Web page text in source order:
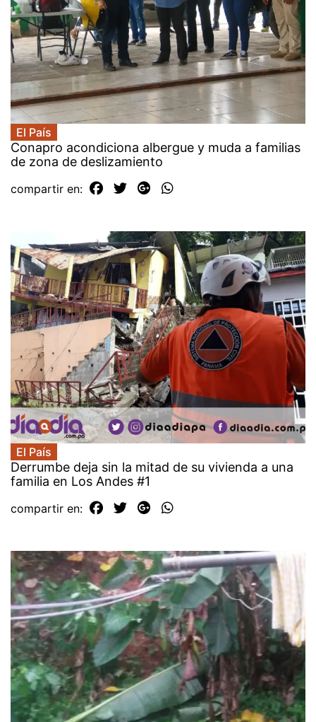
El País
Conapro acondiciona albergue y muda a familias
de zona de deslizamiento
compartir en:
El País
Derrumbe deja sin la mitad de su vivienda a una
familia en Los Andes #1
compartir en: